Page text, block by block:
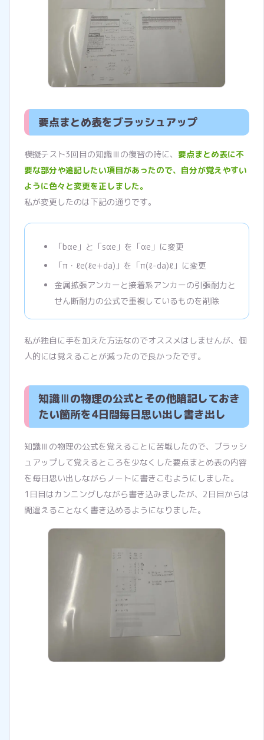
要点まとめ表をブラッシュアップ
模擬テスト3回目の知識Ⅲの復習の時に、 要点まとめ表に不
要な部分や追記したい項目があったので、自分が覚えやすい
ように色々と変更を正しました。
私が変更したのは下記の通りです。
「bαe」と「sαe」を「αe」に変更
「π・ℓe(ℓe+da)」を「π(ℓ-da)ℓ」に変更
金属拡張アンカーと接着系アンカーの引張耐力と
せん断耐力の公式で重複しているものを削除
私が独自に手を加えた方法なのでオススメはしませんが、個
人的には覚えることが減ったので良かったです。
知識Ⅲの物理の公式とその他暗記しておき
たい箇所を4日間毎日思い出し書き出し
知識Ⅲの物理の公式を覚えることに苦戦したので、ブラッシ
ュアップして覚えるところを少なくした要点まとめ表の内容
を毎日思い出しながらノートに書きこむようにしました。
1日目はカンニングしながら書き込みましたが、2日目からは
間違えることなく書き込めるようになりました。